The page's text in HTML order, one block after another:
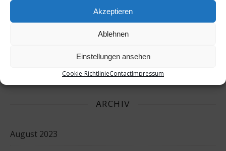
Akzeptieren
Ablehnen
Einstellungen ansehen
Cookie-RichtlinieContactImpressum
ARCHIV
August 2023